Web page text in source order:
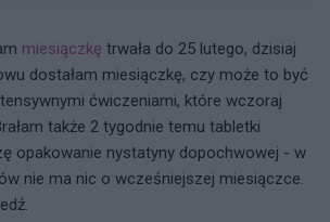
miesiączkę trwała do 25 lutego, dzisiaj
dostałam miesiączkę, czy może to być
ćwiczeniami, które wczoraj
także 2 tygodnie temu tabletki
opakowanie nystatyny dopochwowej - w
nie ma nic o wcześniejszej miesiączce.